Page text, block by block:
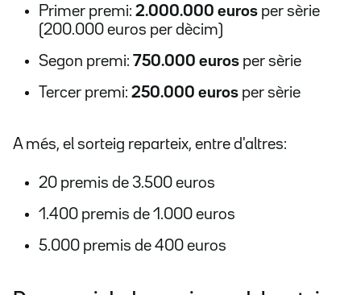
Primer premi: 2.000.000 euros per sèrie
(200.000 euros per dècim)
Segon premi: 750.000 euros per sèrie
Tercer premi: 250.000 euros per sèrie
A més, el sorteig reparteix, entre d'altres:
20 premis de 3.500 euros
1.400 premis de 1.000 euros
5.000 premis de 400 euros